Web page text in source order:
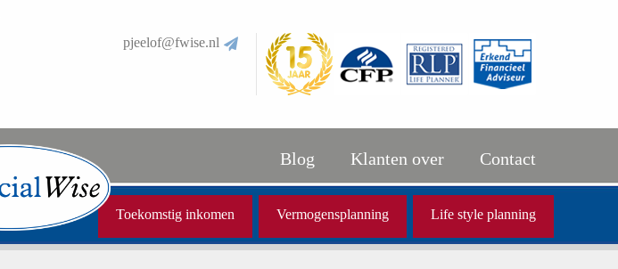
pjeelof@fwise.nl
Contact
Klanten over
Blog
Life style planning
Vermogensplanning
Toekomstig inkomen